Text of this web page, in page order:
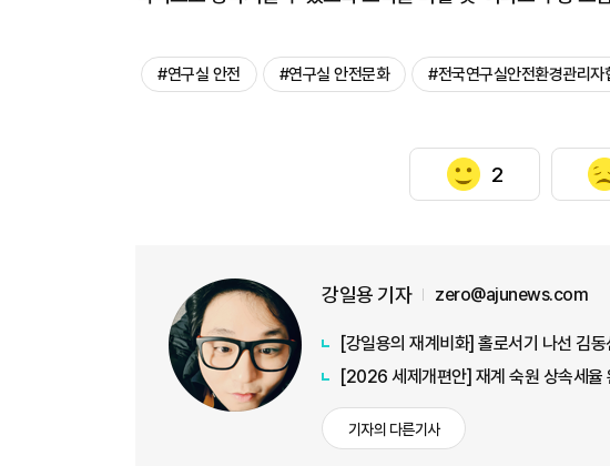
#연구실 안전 #연구실 안전문화 #전국연구실안전환경관리자
2
강일용 기자 zero@ajunews.com
[강일용의 재계비화] 홀로서기 나선 김
기자의 다른기사